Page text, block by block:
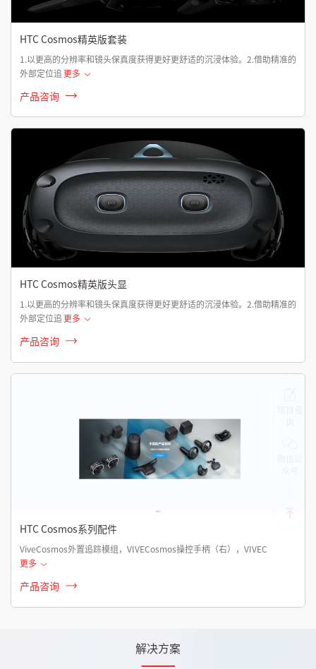
HTC Cosmos精英版套装
1.以更高的分辨率和镜头保真度获得更好更舒适的沉浸体验。2.借助精准的
外部定位追更多
产品咨询
HTC Cosmos精英版头显
1.以更高的分辨率和镜头保真度获得更好更舒适的沉浸体验。2.借助精准的
外部定位追更多
产品咨询
HTC Cosmos系列配件
ViveCosmos外置追踪模组，VIVECosmos操控手柄（右），VIVEC
更多
产品咨询
解决方案